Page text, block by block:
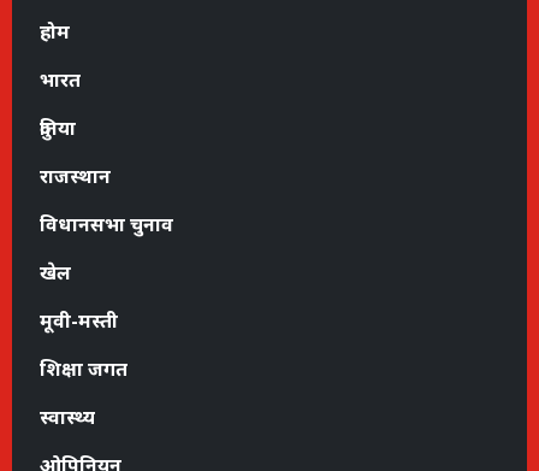
होम
भारत
दुनिया
राजस्थान
विधानसभा चुनाव
खेल
मूवी-मस्ती
शिक्षा जगत
स्वास्थ्य
ओपिनियन